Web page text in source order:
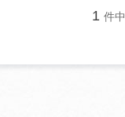
1 件中